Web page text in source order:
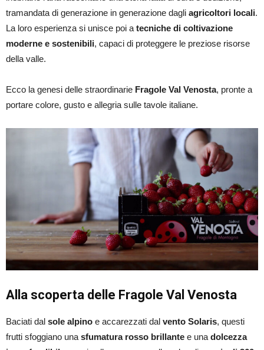
tramandata di generazione in generazione dagli agricoltori locali.
La loro esperienza si unisce poi atecniche di coltivazione
moderne e sostenibili, capaci di proteggere le preziose risorse
della valle.
Ecco la genesi delle straordinarie Fragole Val Venosta, pronte a
portare colore, gusto e allegria sulle tavole italiane.
Alla scoperta delle Fragole Val Venosta
Baciati dal sole alpino e accarezzati dal vento Solaris, questi
frutti sfoggiano una sfumatura rosso brillante e una dolcezza